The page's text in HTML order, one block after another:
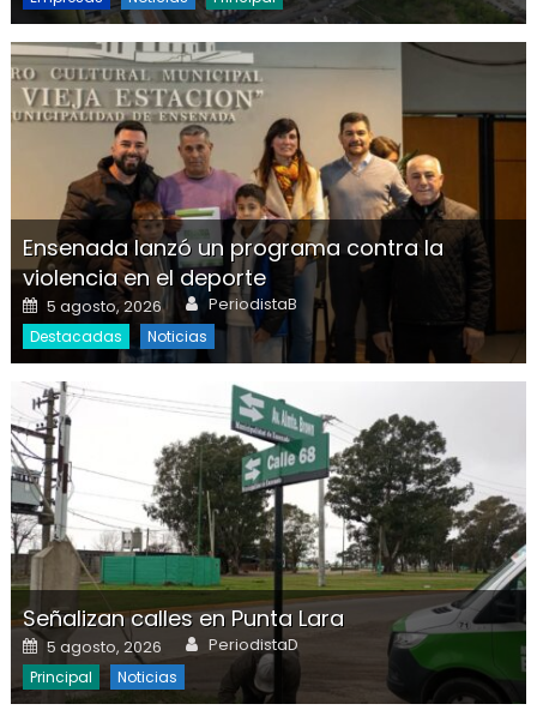
Ensenada lanzó un programa contra la
violencia en el deporte
Posted on
5 agosto, 2026 Author
PeriodistaB
Destacadas Noticias
Señalizan calles en Punta Lara
Posted on
5 agosto, 2026 Author
PeriodistaD
Principal Noticias